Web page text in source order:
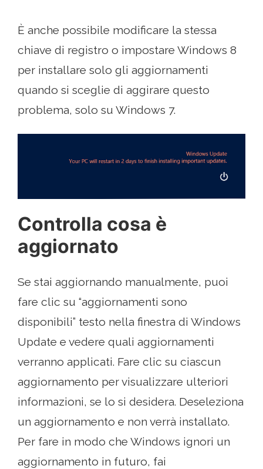
È anche possibile modificare la stessa
chiave di registro o impostare Windows 8
per installare solo gli aggiornamenti
quando si sceglie di aggirare questo
problema, solo su Windows 7.
Controlla cosa è
aggiornato
Se stai aggiornando manualmente, puoi
fare clic su “aggiornamenti sono
disponibili” testo nella finestra di Windows
Update e vedere quali aggiornamenti
verranno applicati. Fare clic su ciascun
aggiornamento per visualizzare ulteriori
informazioni, se lo si desidera. Deseleziona
un aggiornamento e non verrà installato.
Per fare in modo che Windows ignori un
aggiornamento in futuro, fai